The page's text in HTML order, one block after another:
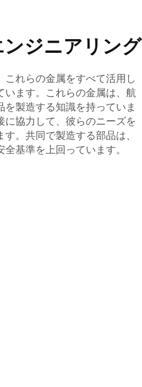
ジニアリング
れらの金属をすべて活用し
います。これらの金属は、航
製造する知識を持っていま
協力して、彼らのニーズを
。共同で製造する部品は、
基準を上回っています。